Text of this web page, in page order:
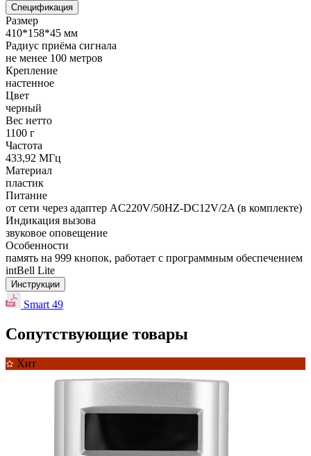
Спецификация
Размер
410*158*45 мм
Радиус приёма сигнала
не менее 100 метров
Крепление
настенное
Цвет
черный
Вес нетто
1100 г
Частота
433,92 МГц
Материал
пластик
Питание
от сети через адаптер AC220V/50HZ-DC12V/2A (в комплекте)
Индикация вызова
звуковое оповещение
Особенности
память на 999 кнопок, работает с программным обеспечением
intBell Lite
Инструкции
Smart 49
Сопутствующие товары
Хит